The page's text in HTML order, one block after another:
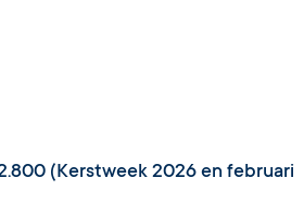
(Kerstweek 2026 en februari